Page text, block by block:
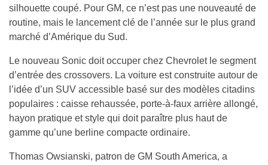
silhouette coupé. Pour GM, ce n’est pas une nouveauté de
routine, mais le lancement clé de l’année sur le plus grand
marché d’Amérique du Sud.
Le nouveau Sonic doit occuper chez Chevrolet le segment
d’entrée des crossovers. La voiture est construite autour de
l’idée d’un SUV accessible basé sur des modèles citadins
populaires : caisse rehaussée, porte-à-faux arrière allongé,
hayon pratique et style qui doit paraître plus haut de
gamme qu’une berline compacte ordinaire.
Thomas Owsianski, patron de GM South America, a